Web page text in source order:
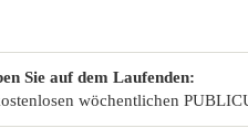
Sie auf dem Laufenden:
wöchentlichen